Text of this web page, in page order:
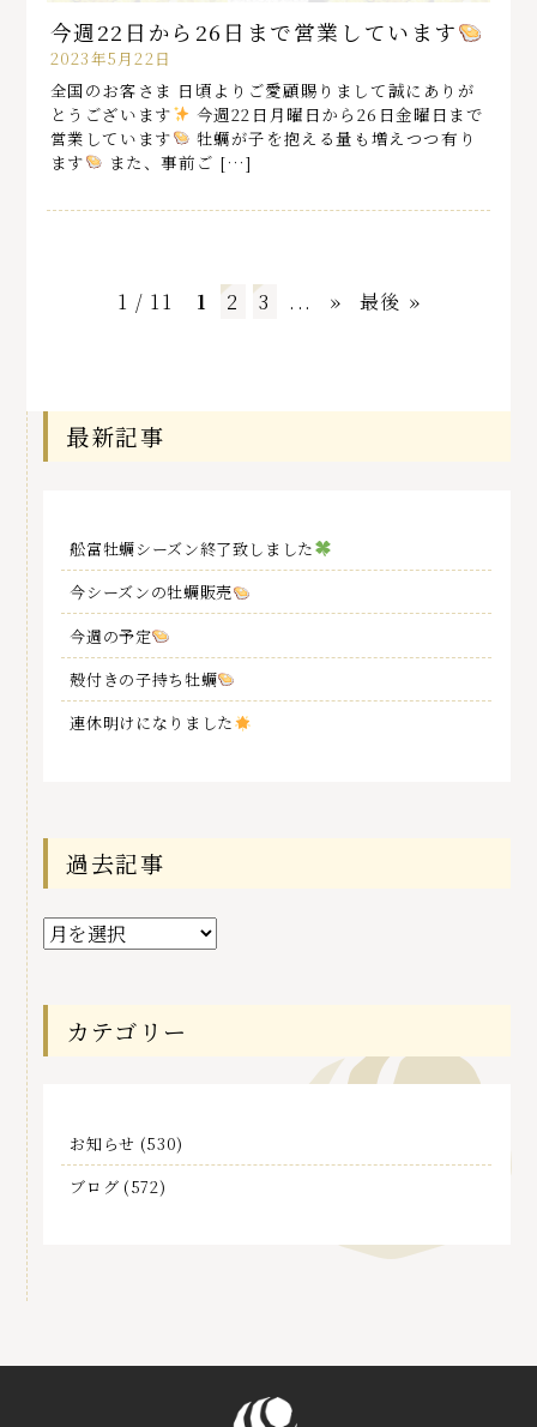
今週22日から26日まで営業しています
2023年5月22日
全国のお客さま 日頃よりご愛顧賜りまして誠にありが
とうございます
今週22日月曜日から26日金曜日まで
営業しています
牡蠣が子を抱える量も増えつつ有り
ます
また、事前ご […]
1 / 11 1 2 3 ... » 最後 »
最新記事
舩富牡蠣シーズン終了致しました
今シーズンの牡蠣販売
今週の予定
殻付きの子持ち牡蠣
連休明けになりました
過去記事
過
去
事
カテゴリー
お知らせ (530)
ブログ (572)